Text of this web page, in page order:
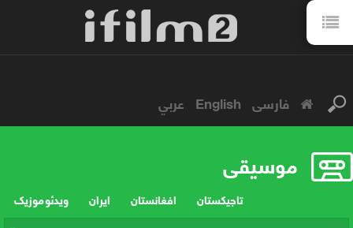
فارسی English عربي
موسیقی
ویدئو موزیک ایران افغانستان تاجیکستان